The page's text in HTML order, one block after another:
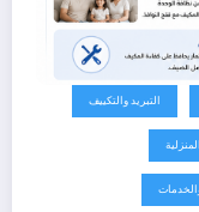
التبريد والتكييف